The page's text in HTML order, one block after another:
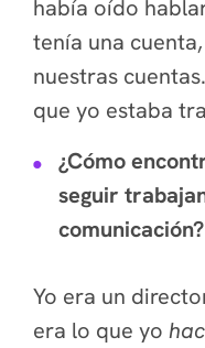
había oído
tenía una
nuestras
que yo estaba
¿Cómo
seguir
comunicación?
Yo era un
era lo que yo